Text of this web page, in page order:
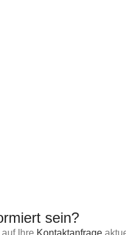
sein?
Ihre Kontaktanfrage